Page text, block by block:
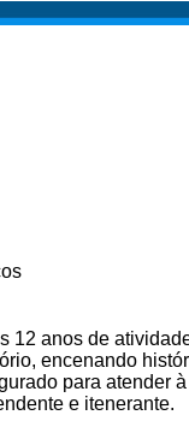
12 anos de
encenando
para atender
e itenerante.